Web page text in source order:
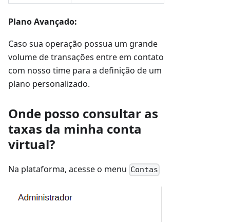
Plano Avançado:
Caso sua operação possua um grande
volume de transações entre em contato
com nosso time para a definição de um
plano personalizado.
Onde posso consultar as
taxas da minha conta
virtual?
Na plataforma, acesse o menu Contas